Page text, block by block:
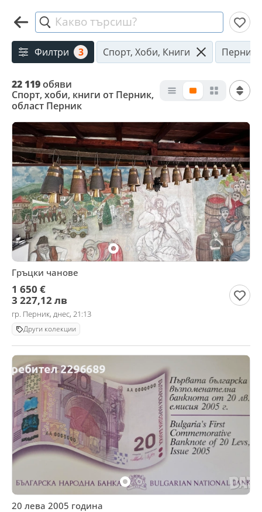
Какво търсиш?
Филтри 3 Спорт, Хоби, Книги Перник
22 119обяви
Спорт, хоби, книги от Перник,
област Перник
Гръцки чанове
1 650 €
3 227,12 лв
гр. Перник, днес, 21:13
Други колекции
20 лева 2005 година